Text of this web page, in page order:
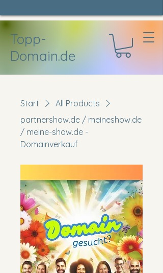
Topp-
Domain.de
Start
All Products
partnershow.de / meineshow.de
/ meine-show.de -
Domainverkauf